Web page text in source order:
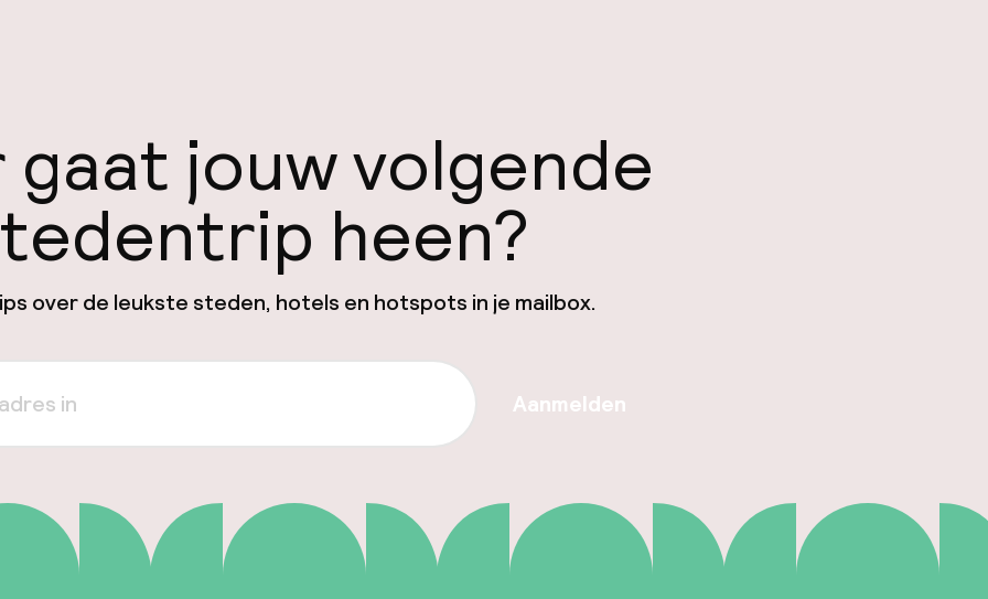
gaat jouw volgende
heen?
over de leukste steden, hotels en hotspots in je mailbox.
Aanmelden